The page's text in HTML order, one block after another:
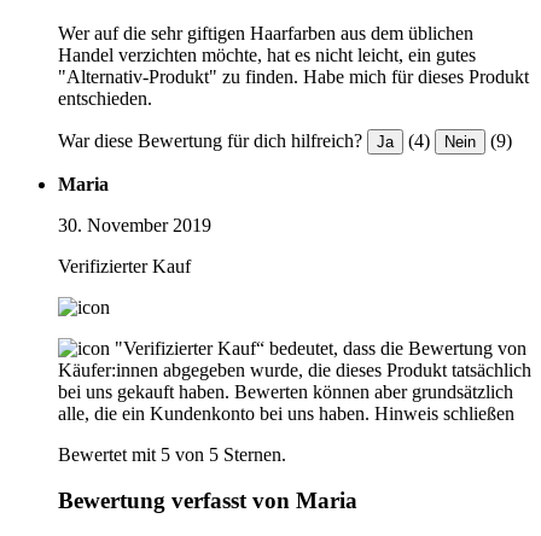
Wer auf die sehr giftigen Haarfarben aus dem üblichen
Handel verzichten möchte, hat es nicht leicht, ein gutes
"Alternativ-Produkt" zu finden. Habe mich für dieses Produkt
entschieden.
War diese Bewertung für dich hilfreich? Ja (4) Nein (9)
Maria
30. November 2019
Verifizierter Kauf
"Verifizierter Kauf“ bedeutet, dass die Bewertung von
Käufer:innen abgegeben wurde, die dieses Produkt tatsächlich
bei uns gekauft haben. Bewerten können aber grundsätzlich
alle, die ein Kundenkonto bei uns haben. Hinweis schließen
Bewertet mit 5 von 5 Sternen.
Bewertung verfasst von Maria